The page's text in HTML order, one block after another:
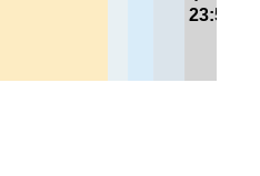
23:50